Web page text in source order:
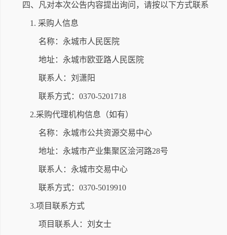
四、凡对本次公告内容提出询问，请按以下方式联系
1. 采购人信息
名称：永城市人民医院
地址：永城市欧亚路人民医院
联系人：刘潇阳
联系方式：0370-5201718
2.采购代理机构信息（如有）
名称：永城市公共资源交易中心
地址：永城市产业集聚区浍河路28号
联系人：永城市交易中心
联系方式：0370-5019910
3.项目联系方式
项目联系人：刘女士